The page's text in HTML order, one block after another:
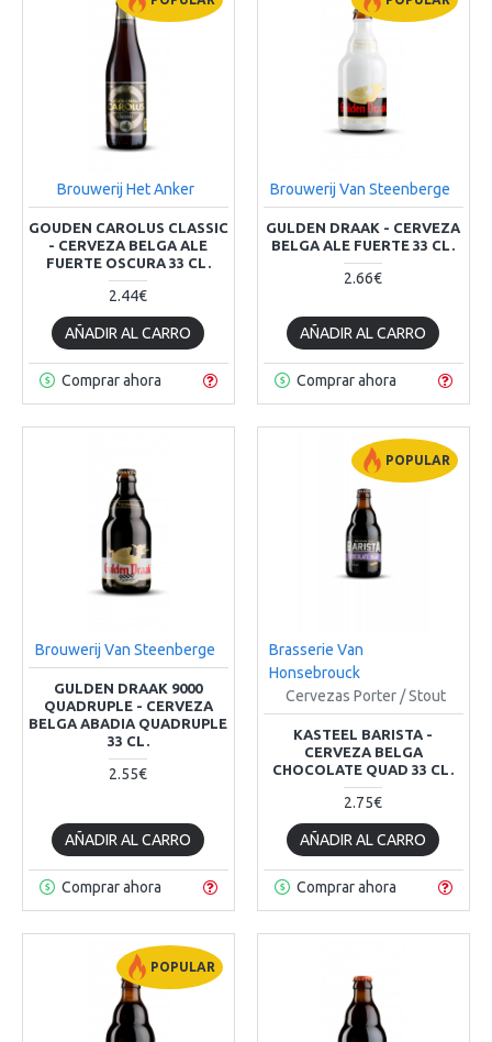
Brouwerij Het Anker
GOUDEN CAROLUS CLASSIC
- CERVEZA BELGA ALE
FUERTE OSCURA 33 CL.
2.44€
AÑADIR AL CARRO
Comprar ahora
Brouwerij Van Steenberge
GULDEN DRAAK - CERVEZA
BELGA ALE FUERTE 33 CL.
2.66€
AÑADIR AL CARRO
Comprar ahora
Brouwerij Van Steenberge
GULDEN DRAAK 9000
QUADRUPLE - CERVEZA
BELGA ABADIA QUADRUPLE
33 CL.
2.55€
AÑADIR AL CARRO
Comprar ahora
POPULAR
Brasserie Van
Honsebrouck
Cervezas Porter / Stout
KASTEEL BARISTA -
CERVEZA BELGA
CHOCOLATE QUAD 33 CL.
2.75€
AÑADIR AL CARRO
Comprar ahora
POPULAR